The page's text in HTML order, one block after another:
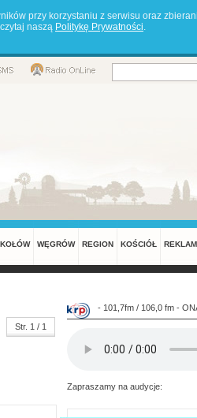
przy korzystaniu z serwisu oraz
naszą Politykę Prywatności.
WĘGRÓW REGION KOŚCIÓŁ
Str. 1 / 1
- 101,7fm / 106,0 fm -
Zapraszamy na audycje: